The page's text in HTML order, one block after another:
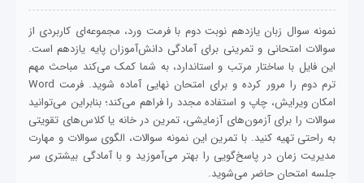
نمونه سوال زبان یازدهم نوبت دوم با فرمت ورد، مجموعه‌ای کاربردی از
سوالات امتحانی و تمرینی برای آمادگی دانش‌آموزان پایه یازدهم است.
این فایل با ساختار مرتب و استاندارد، به شما کمک می‌کند مباحث مهم
ترم دوم را مرور کرده و برای امتحان نهایی آماده شوید. فرمت Word
امکان ویرایش، چاپ و استفاده مجدد را فراهم می‌کند؛ بنابراین می‌توانید
سوالات را برای آزمون‌های آزمایشی، تمرین در خانه یا کلاس‌های تقویتی
به راحتی تهیه کنید. با تمرین این نمونه سوالات، الگوی سوالات و مهارت
مدیریت زمان در پاسخ‌گویی را بهتر می‌آموزید و با آمادگی بیشتری سر
جلسه امتحان حاضر می‌شوید.